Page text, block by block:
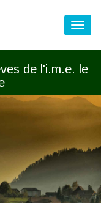
de l'i.m.e. le